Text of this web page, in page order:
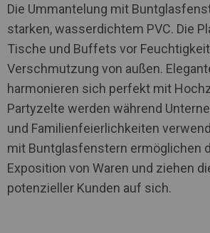
Die Ummantelung mit
starken, wasserdichtem PVC. Die
Tische und Buffets vor
Verschmutzung von außen.
harmonieren sich perfekt mit
Partyzelte werden während
und Familienfeierlichkeiten
mit Buntglasfenstern ermöglichen
Exposition von Waren und ziehen
potenzieller Kunden auf sich.